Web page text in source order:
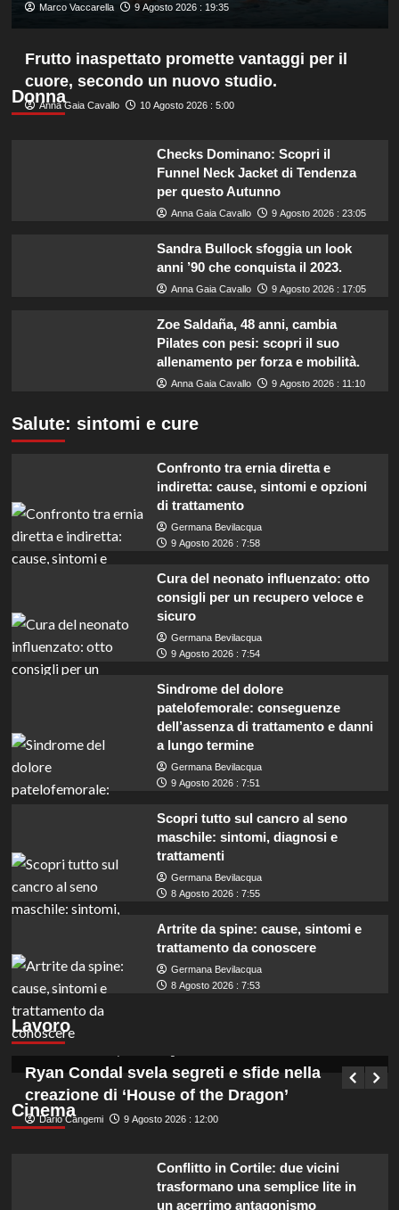
Marco Vaccarella 9 Agosto 2026 : 19:35
Donna
Frutto inaspettato promette vantaggi per il
cuore, secondo un nuovo studio.
Anna Gaia Cavallo 10 Agosto 2026 : 5:00
Checks Dominano: Scopri il
Funnel Neck Jacket di Tendenza
per questo Autunno
Anna Gaia Cavallo 9 Agosto 2026 : 23:05
Sandra Bullock sfoggia un look
anni ’90 che conquista il 2023.
Anna Gaia Cavallo 9 Agosto 2026 : 17:05
Zoe Saldaña, 48 anni, cambia
Pilates con pesi: scopri il suo
allenamento per forza e mobilità.
Anna Gaia Cavallo 9 Agosto 2026 : 11:10
Salute: sintomi e cure
Confronto tra ernia diretta e
indiretta: cause, sintomi e opzioni
di trattamento
Germana Bevilacqua
9 Agosto 2026 : 7:58
Cura del neonato influenzato: otto
consigli per un recupero veloce e
sicuro
Germana Bevilacqua
9 Agosto 2026 : 7:54
Sindrome del dolore
patelofemorale: conseguenze
dell’assenza di trattamento e danni
a lungo termine
Germana Bevilacqua
9 Agosto 2026 : 7:51
Scopri tutto sul cancro al seno
maschile: sintomi, diagnosi e
trattamenti
Germana Bevilacqua
8 Agosto 2026 : 7:55
Artrite da spine: cause, sintomi e
trattamento da conoscere
Germana Bevilacqua
8 Agosto 2026 : 7:53
Lavoro
Pordenone cerca manutentori: concorso per
assunzioni a tempo indeterminato, scopri i
dettagli!
Cinema
Ryan Condal svela segreti e sfide nella
creazione di ‘House of the Dragon’
Dario Cangemi 9 Agosto 2026 : 12:00
Conflitto in Cortile: due vicini
trasformano una semplice lite in
un acerrimo antagonismo